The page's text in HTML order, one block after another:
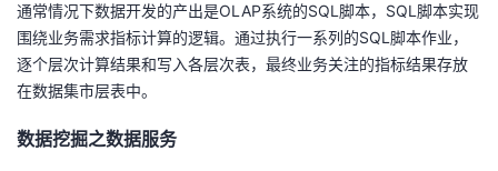
通常情况下数据开发的产出是OLAP系统的SQL 脚本， SQL 脚本实现
围绕业务需求指标计算的逻辑。通过执行一系列的SQL 脚本作业，
逐个层次计算结果和写入各层次表，最终业务关注的指标结果存放
在数据集市层表中。
数据挖掘之数据服务